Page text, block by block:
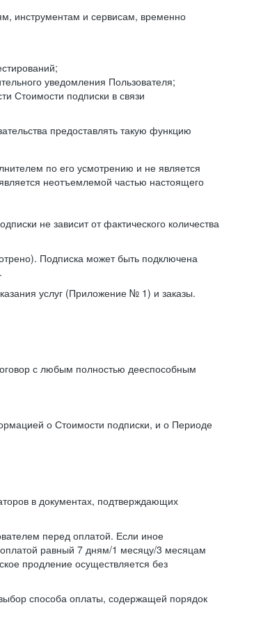
инструментам и сервисам, временно
уведомления Пользователя;
Стоимости подписки в связи
предоставлять такую функцию
по его усмотрению и не является
неотъемлемой частью настоящего
не зависит от фактического количества
Подписка может быть подключена
услуг (Приложение № 1) и заказы.
с любым полностью дееспособным
о Стоимости подписки, и о Периоде
в документах, подтверждающих
перед оплатой. Если иное
равный 7 дням/1 месяцу/3 месяцам
продление осуществляется без
способа оплаты, содержащей порядок